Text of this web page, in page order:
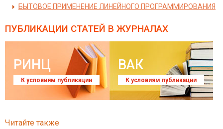
БЫТОВОЕ ПРИМЕНЕНИЕ ЛИНЕЙНОГО ПРОГРАММИРОВАНИЯ
ПУБЛИКАЦИИ СТАТЕЙ В ЖУРНАЛАХ
РИНЦ
К условиям публикации
ВАК
К условиям публикации
Читайте также